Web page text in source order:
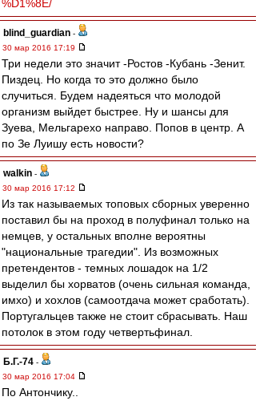
%D1%8E/
blind_guardian -
30 мар 2016 17:19
Три недели это значит -Ростов -Кубань -Зенит.
Пиздец. Но когда то это должно было
случиться. Будем надеяться что молодой
организм выйдет быстрее. Ну и шансы для
Зуева, Мельгарехо направо. Попов в центр. А
по Зе Луишу есть новости?
walkin -
30 мар 2016 17:12
Из так называемых топовых сборных уверенно
поставил бы на проход в полуфинал только на
немцев, у остальных вполне вероятны
"национальные трагедии". Из возможных
претендентов - темных лошадок на 1/2
выделил бы хорватов (очень сильная команда,
имхо) и хохлов (самоотдача может сработать).
Португальцев также не стоит сбрасывать. Наш
потолок в этом году четвертьфинал.
Б.Г.-74 -
30 мар 2016 17:04
По Антончику..